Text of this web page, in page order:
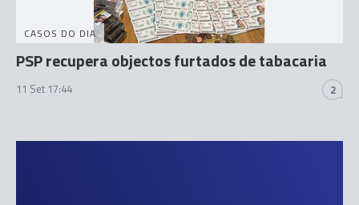
CASOS DO DIA
PSP recupera objectos furtados de tabacaria
11 Set 17:44 2